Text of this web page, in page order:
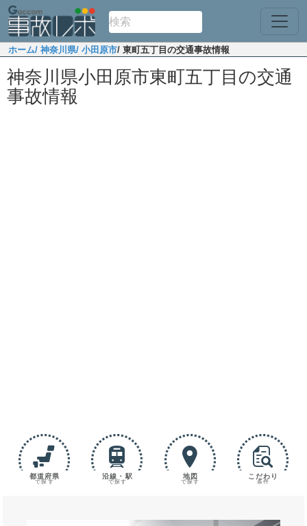
ホーム/ 神奈川県/ 小田原市/ 東町五丁目の交通事故情報
神奈川県小田原市東町五丁目の交通
事故情報
都道府県
で探す
沿線・駅
で探す
地図
で探す
こだわり
条件